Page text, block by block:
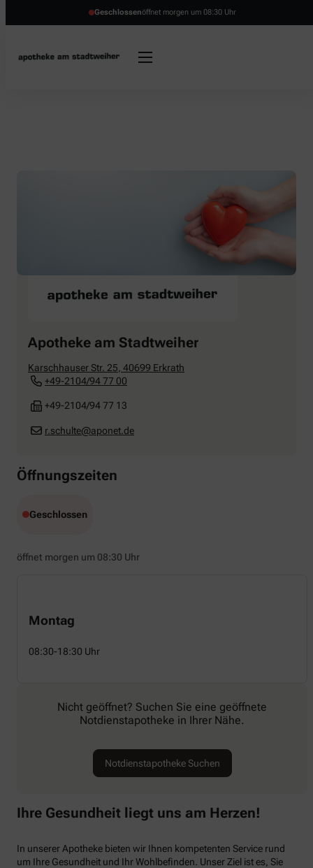
Geschlossenöffnet morgen um 08:30 Uhr
Apotheke am Stadtweiher
Karschhauser Str. 25, 40699 Erkrath
+49-2104/94 77 00
+49-2104/94 77 13
r.schulte@aponet.de
Öffnungszeiten
Geschlossen
öffnet morgen um 08:30 Uhr
Montag
08:30-18:30 Uhr
Nicht geöffnet? Suchen Sie eine geöffnete
Notdienstapotheke in Ihrer Nähe.
Notdienstapotheke Suchen
Ihre Gesundheit liegt uns am Herzen!
In unserer Apotheke bieten wir Ihnen kompetenten Service rund
um Ihre Gesundheit und Ihr Wohlbefinden. Unser Ziel ist es, Sie